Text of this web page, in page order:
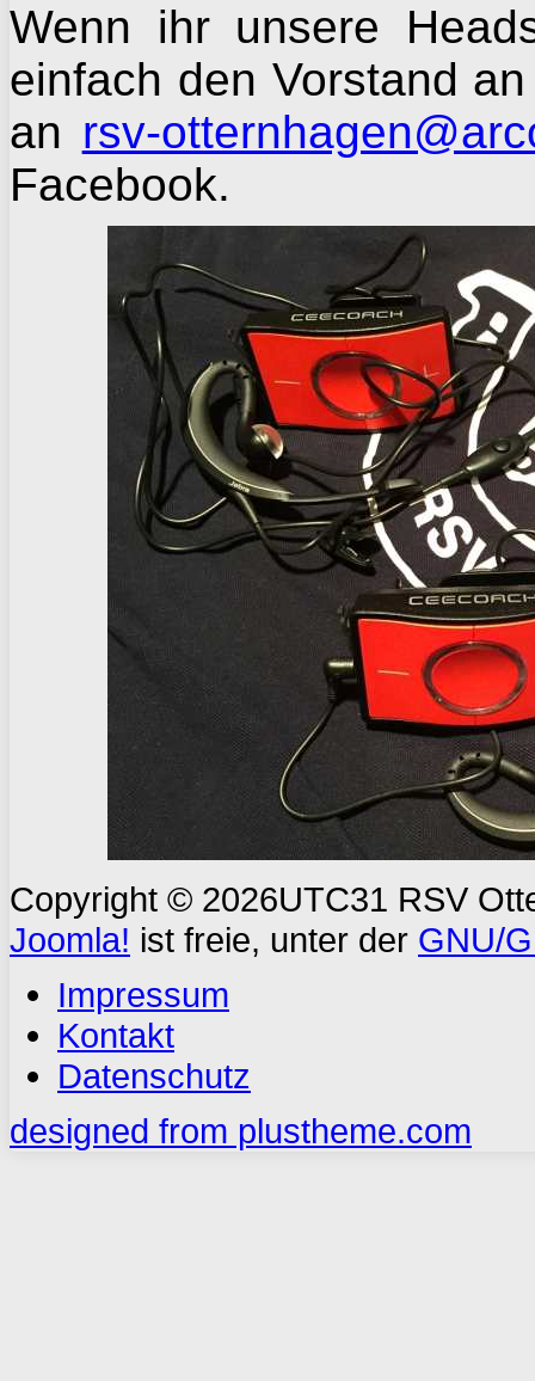
Wenn ihr unsere
einfach den Vorstand
an rsv-
Facebook.
Copyright © 2026UTC31 RSV
Joomla! ist freie, unter der GNU/
Impressum
Kontakt
Datenschutz
designed from plustheme.com